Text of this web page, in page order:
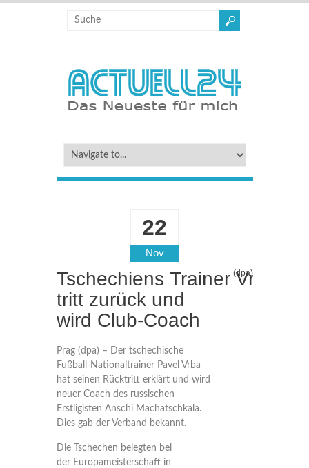
22
Nov
Tschechiens Trainer Vrba
tritt zurück und
wird Club-Coach
(dpa)
Prag (dpa) – Der tschechische
Fußball-Nationaltrainer Pavel Vrba
hat seinen Rücktritt erklärt und wird
neuer Coach des russischen
Erstligisten Anschi Machatschkala.
Dies gab der Verband bekannt.
Die Tschechen belegten bei
der Europameisterschaft in